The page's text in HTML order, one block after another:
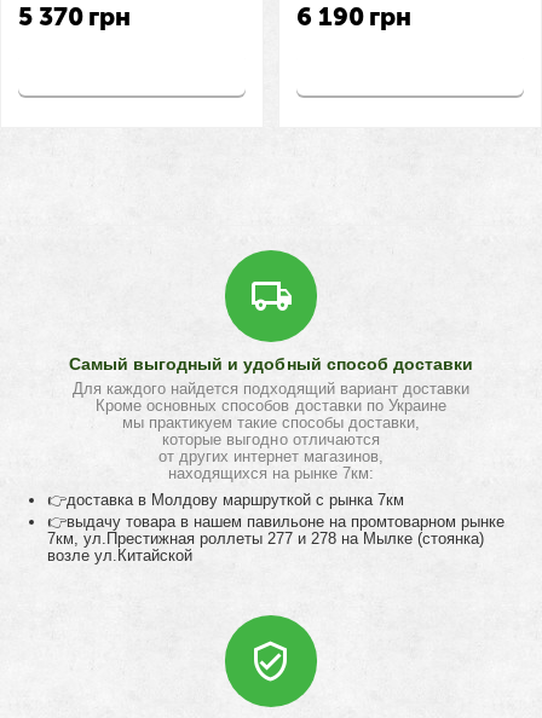
5 370 грн 6 190 грн
Самый выгодный и удобный способ доставки
Для каждого найдется подходящий вариант доставки
Кроме основных способов доставки по Украине
мы практикуем такие способы доставки,
которые выгодно отличаются
от других интернет магазинов,
находящихся на рынке 7км:
👉доставка в Молдову маршруткой с рынка 7км
👉выдачу товара в нашем павильоне на промтоварном рынке
7км, ул.Престижная роллеты 277 и 278 на Мылке (стоянка)
возле ул.Китайской